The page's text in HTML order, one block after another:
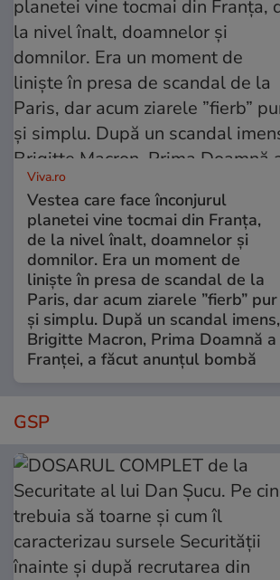
Viva.ro
Vestea care face înconjurul
planetei vine tocmai din Franța,
de la nivel înalt, doamnelor și
domnilor. Era un moment de
liniște în presa de scandal de la
Paris, dar acum ziarele ”fierb” pur
și simplu. După un scandal imens,
Brigitte Macron, Prima Doamnă a
Franței, a făcut anunțul bombă
GSP